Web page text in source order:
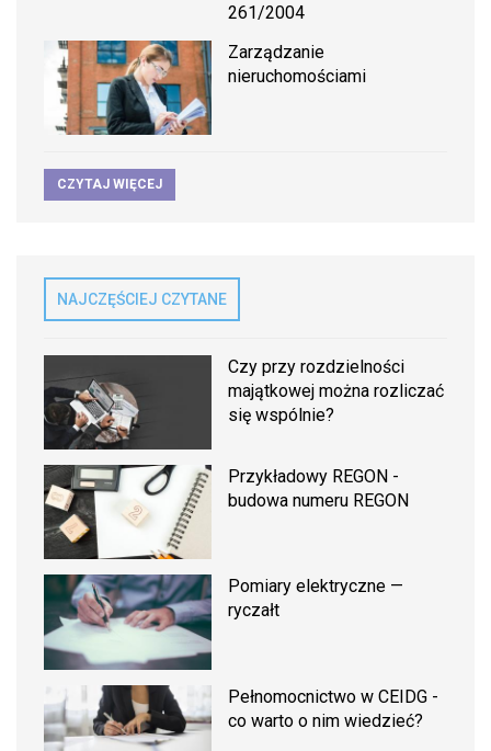
261/2004
Zarządzanie
nieruchomościami
CZYTAJ WIĘCEJ
NAJCZĘŚCIEJ CZYTANE
Czy przy rozdzielności
majątkowej można rozliczać
się wspólnie?
Przykładowy REGON -
budowa numeru REGON
Pomiary elektryczne —
ryczałt
Pełnomocnictwo w CEIDG -
co warto o nim wiedzieć?